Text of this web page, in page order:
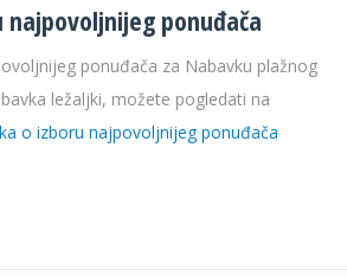
najpovoljnijeg ponuđača
ponuđača za Nabavku plažnog
ležaljki, možete pogledati na
o izboru najpovoljnijeg ponuđača